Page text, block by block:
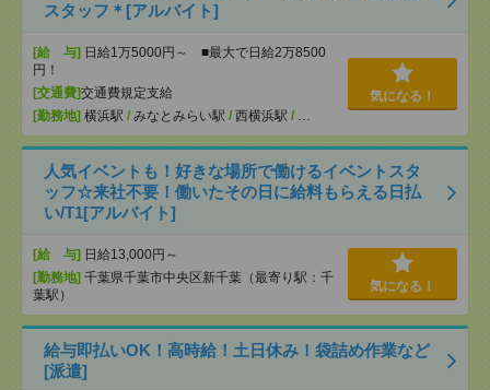
スタッフ＊[アルバイト]
[給 与] 日給1万5000円～ ■最大で日給2万8500
円！
[交通費]交通費規定支給
[勤務地] 横浜駅 / みなとみらい駅 / 西横浜駅 / …
気になる！
人気イベントも！好きな場所で働けるイベントスタ
ッフ☆来社不要！働いたその日に給料もらえる日払
い/T1[アルバイト]
[給 与] 日給13,000円～
[勤務地] 千葉県千葉市中央区新千葉（最寄り駅：千
葉駅）
気になる！
給与即払いOK！高時給！土日休み！袋詰め作業など
[派遣]